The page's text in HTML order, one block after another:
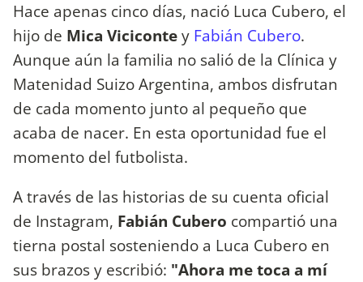
Hace apenas cinco días, nació Luca Cubero, el
hijo de Mica Vicicontey Fabián Cubero.
Aunque aún la familia no salió de la Clínica y
Matenidad Suizo Argentina, ambos disfrutan
de cada momento junto al pequeño que
acaba de nacer. En esta oportunidad fue el
momento del futbolista.
A través de las historias de su cuenta oficial
de Instagram, Fabián Cubero compartió una
tierna postal sosteniendo a Luca Cubero en
sus brazos y escribió: "Ahora me toca a mí